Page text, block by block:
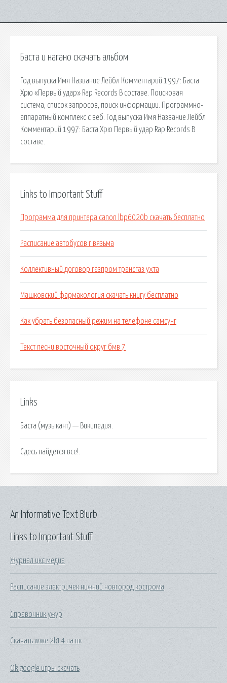
Баста и нагано скачать альбом
Год выпуска Имя Название Лейбл Комментарий 1997: Баста
Хрю «Первый удар» Rap Records В составе. Поисковая
сиcтема, список запросов, поиск информации. Программно-
аппаратный комплекс с веб. Год выпуска Имя Название Лейбл
Комментарий 1997: Баста Хрю Первый удар Rap Records В
составе.
Links to Important Stuff
Программа для принтера canon lbp6020b скачать бесплатно
Расписание автобусов г вязьма
Коллективный договор газпром трансгаз ухта
Машковский фармакология скачать книгу бесплатно
Как убрать безопасный режим на телефоне самсунг
Текст песни восточный округ бмв 7
Links
Баста (музыкант) — Википедия.
Сдесь найдется все!.
Links to Important Stuff
Журнал икс медиа
Расписание электричек нижний новгород кострома
Справочник ужур
Скачать wwe 2k14 на пк
Ok google игры скачать
An Informative Text Blurb